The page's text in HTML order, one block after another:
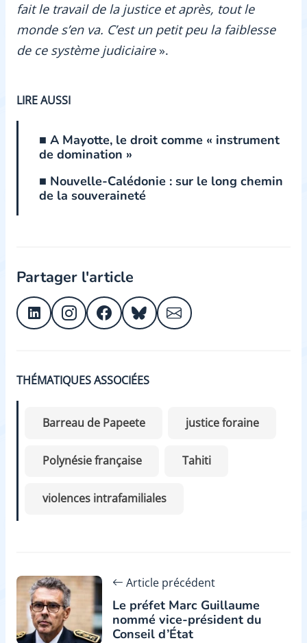
fait le travail de la justice et après, tout le
monde s’en va. C’est un petit peu la faiblesse
de ce système judiciaire ».
LIRE AUSSI
■ A Mayotte, le droit comme « instrument
de domination »
■ Nouvelle-Calédonie : sur le long chemin
de la souveraineté
Partager l'article
THÉMATIQUES ASSOCIÉES
Barreau de Papeete justice foraine
Polynésie française Tahiti
violences intrafamiliales
Article précédent
Le préfet Marc Guillaume
nommé vice-président du
Conseil d’État